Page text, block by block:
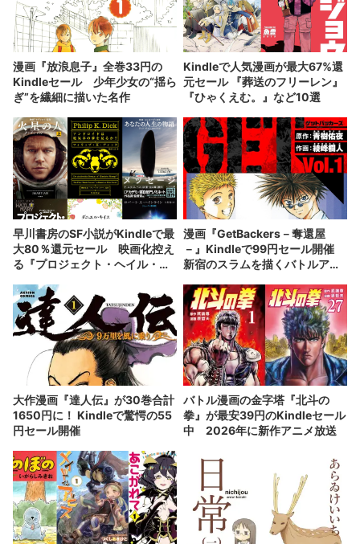
漫画『放浪息子』全巻33円の
Kindleセール 少年少女の“揺ら
ぎ”を繊細に描いた名作
Kindleで人気漫画が最大67%還
元セール 『葬送のフリーレン』
『ひゃくえむ。』など10選
早川書房のSF小説がKindleで最
大80％還元セール 映画化控え
る『プロジェクト・ヘイル・メ
漫画『GetBackers－奪還屋
－』Kindleで99円セール開催
新宿のスラムを描くバトルアク
大作漫画『達人伝』が30巻合計
1650円に！ Kindleで驚愕の55
円セール開催
バトル漫画の金字塔『北斗の
拳』が最安39円のKindleセール
中 2026年に新作アニメ放送